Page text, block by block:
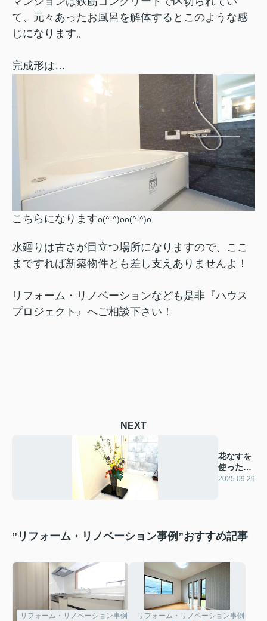
て、元々あったお風呂を解体するとこのような感
じになります。
完成形は…
こちらになりますo(^-^)oo(^-^)o
水廻りは古さが目立つ場所になりますので、ここ
まですれば新築物件とも差し支えありませんよ！
リフォーム・リノベーションなども是非『ハウス
プロジェクト』へご相談下さい！
NEXT
花なすを
使った生
け花
2025.09.29
”リフォーム・リノベーション事例”おすすめ記事
リフォーム・リノベーション事例 リフォーム・リノベーション事例